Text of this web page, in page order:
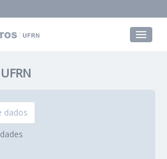
UFRN
dados